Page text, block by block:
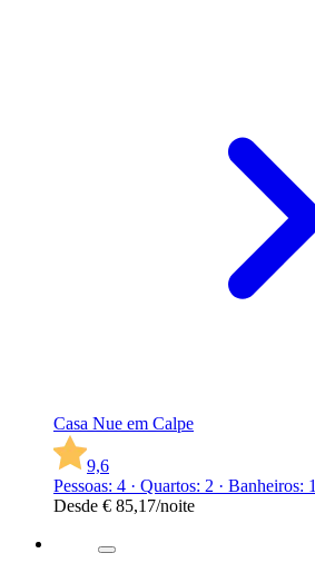
Casa Nue em Calpe
9,6
Pessoas: 4 · Quartos: 2 · Banheiros: 1
Desde € 85,17/noite